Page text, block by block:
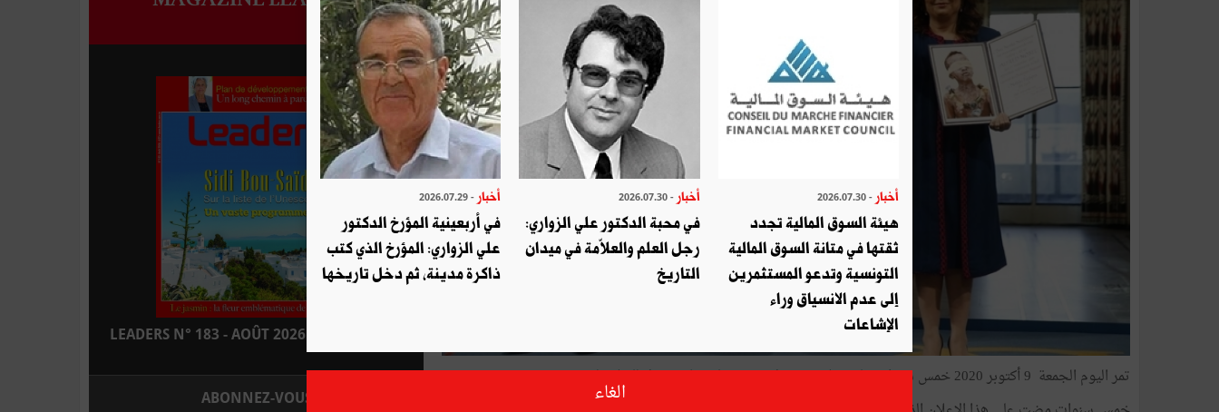
تمر اليوم الجمعة 9 أكتوبر 2020 خمس سنوات على إعلان حصول تونس على جائزة نوبل للسلام لسنة 2015...
LEADERS N° 183 - AOÛT 2026 : EN KIOSQUE
ABONNEZ-VOUS
أخبار - 2026.07.30
هيئة السوق المالية تجدد
ثقتها في متانة السوق المالية
التونسية وتدعو المستثمرين
إلى عدم الانسياق وراء
الإشاعات
أخبار - 2026.07.30
في محبة الدكتور علي الزواري:
رجل العلم والعلاّمة في ميدان
التاريخ
أخبار - 2026.07.29
في أربعينية المؤرخ الدكتور
علي الزواري: المؤرخ الذي كتب
ذاكرة مدينة، ثم دخل تاريخها
الغاء